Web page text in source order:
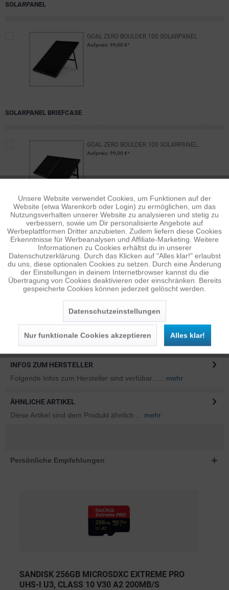
SOLARPANEL
GOAL ZERO BOULDER 100 SOLARPANEL
Aufpreis: 99,00 €*
SOLARPANEL BRIEFCASE
GOAL ZERO BOULDER 100 SOLARPANEL...
Aufpreis: 99,00 €*
GOAL ZERO BOULDER 200 SOLARPANEL...
Aufpreis: 139,00 €*
BESCHREIBUNG
Bewertungen lesen, schreiben und diskutieren...
INFOS ZUM HERSTELLER
Folgende Infos zum Hersteller sind verfübar...... mehr
ÄHNLICHE ARTIKEL
Diese Artikel sind dem Produkt ähnlich ...
mehr
Persönliche Empfehlungen
SANDISK 256GB MICROSDXC EXTREME PRO
UHS-I U3, CLASS 10 V30 A2 200MB/S
Funktionale Aktiv
Tracking Inaktiv
Personalisierung Inaktiv
Service Inaktiv
Unsere Website verwendet Cookies, um Funktionen auf der
Website (etwa Warenkorb oder Login) zu ermöglichen, um das
Nutzungsverhalten unserer Website zu analysieren und stetig zu
verbessern, sowie um Dir personalisierte Angebote auf
Werbeplattformen Dritter anzubieten. Zudem liefern diese Cookies
Erkenntnisse für Werbeanalysen und Affiliate-Marketing. Weitere
Informationen zu Cookies erhältst du in unserer
Datenschutzerklärung. Durch das Klicken auf "Alles klar!" erlaubst
du uns, diese optionalen Cookies zu setzen. Durch eine Änderung
der Einstellungen in deinem Internetbrowser kannst du die
Übertragung von Cookies deaktivieren oder einschränken. Bereits
gespeicherte Cookies können jederzeit gelöscht werden.
Datenschutzeinstellungen
Nur funktionale Cookies akzeptieren Alles klar!